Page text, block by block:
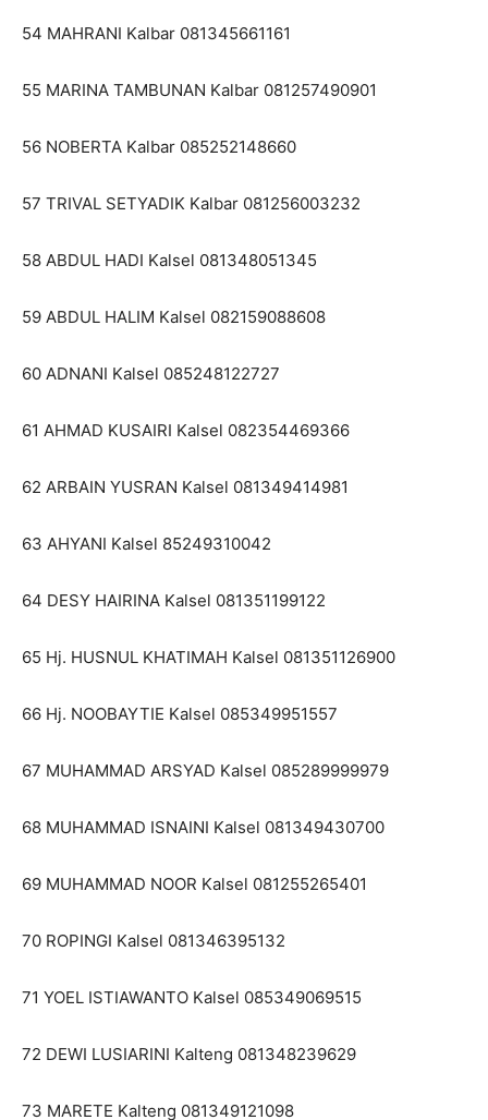
54 MAHRANI Kalbar 081345661161
55 MARINA TAMBUNAN Kalbar 081257490901
56 NOBERTA Kalbar 085252148660
57 TRIVAL SETYADIK Kalbar 081256003232
58 ABDUL HADI Kalsel 081348051345
59 ABDUL HALIM Kalsel 082159088608
60 ADNANI Kalsel 085248122727
61 AHMAD KUSAIRI Kalsel 082354469366
62 ARBAIN YUSRAN Kalsel 081349414981
63 AHYANI Kalsel 85249310042
64 DESY HAIRINA Kalsel 081351199122
65 Hj. HUSNUL KHATIMAH Kalsel 081351126900
66 Hj. NOOBAYTIE Kalsel 085349951557
67 MUHAMMAD ARSYAD Kalsel 085289999979
68 MUHAMMAD ISNAINI Kalsel 081349430700
69 MUHAMMAD NOOR Kalsel 081255265401
70 ROPINGI Kalsel 081346395132
71 YOEL ISTIAWANTO Kalsel 085349069515
72 DEWI LUSIARINI Kalteng 081348239629
73 MARETE Kalteng 081349121098